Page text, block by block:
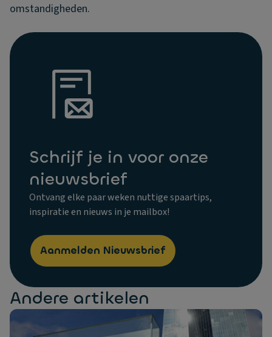
omstandigheden.
Schrijf je in voor onze
nieuwsbrief
Ontvang elke paar weken nuttige spaartips,
inspiratie en nieuws in je mailbox!
Aanmelden Nieuwsbrief
Andere artikelen